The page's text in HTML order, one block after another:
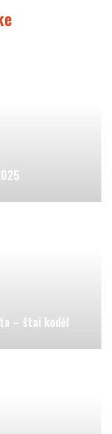
– štai kodėl